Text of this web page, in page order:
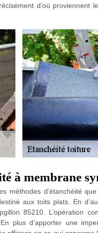
d’où proviennent
à membrane
méthodes d’étanchéité
aux toits plats. En
85210. L’opération
plus d’apporter une